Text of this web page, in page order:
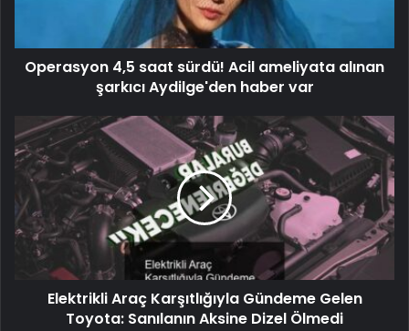
Operasyon 4,5 saat sürdü! Acil ameliyata alınan
şarkıcı Aydilge'den haber var
Elektrikli Araç Karşıtlığıyla Gündeme Gelen
Toyota: Sanılanın Aksine Dizel Ölmedi